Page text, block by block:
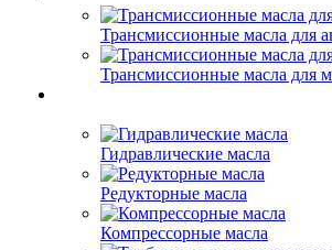
Трансмиссионные масла для
Трансмиссионные масла для
Гидравлические масла
Редукторные масла
Компрессорные масла